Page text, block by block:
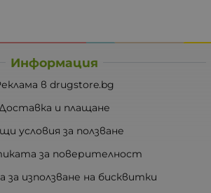
Информация
в drugstore.bg
и плащане
условия за ползване
за поверителност
за използване на бисквитки